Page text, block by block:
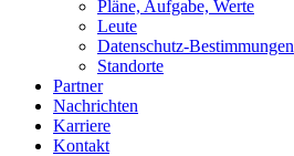
Pläne, Aufgabe, Werte
Leute
Datenschutz-Bestimmungen
Standorte
Partner
Nachrichten
Karriere
Kontakt